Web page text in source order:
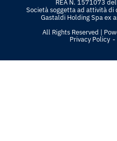
REA N. 1571073
Società soggetta ad attività di
Gastaldi Holding Spa ex
All Rights Reserved |
Privacy Policy -